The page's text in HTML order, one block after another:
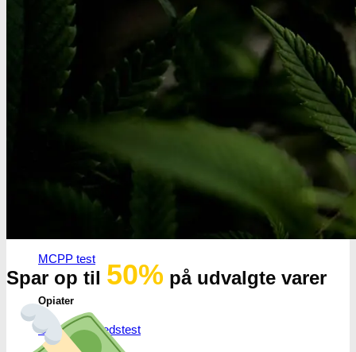
Benzodiazepiner
Benzoer renhedstest
GHB/Hætter
GHB/Hætter renhedstest
Ketamin renhedstest
MCPP test
Opiater
Opiater renhedstest
Spar op til 50% på udvalgte varer